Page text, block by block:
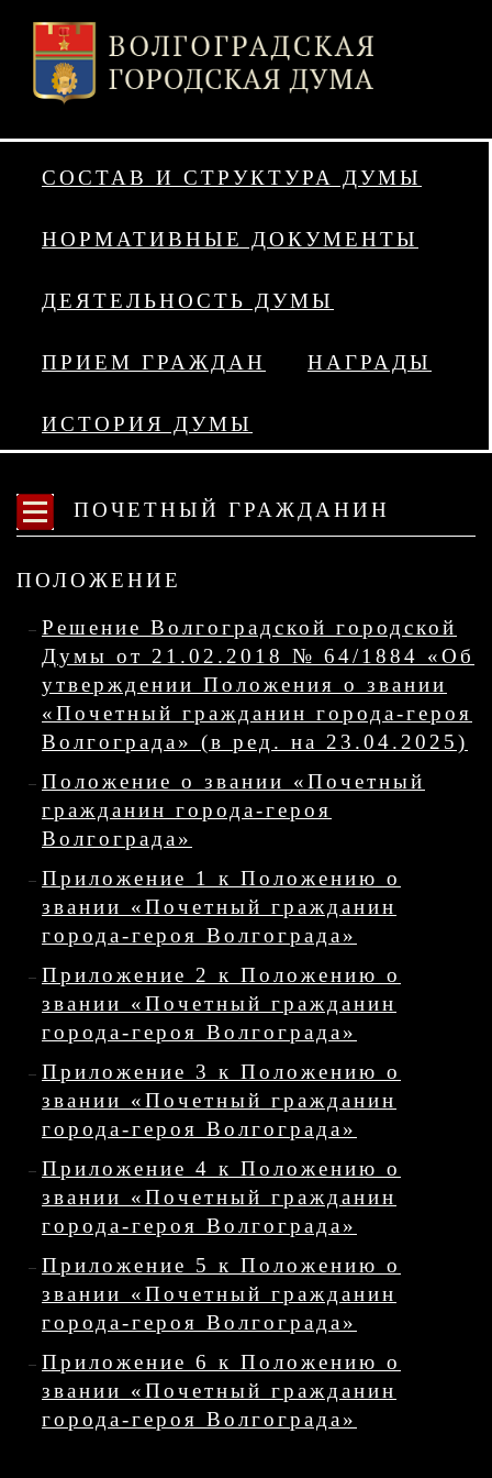
СОСТАВ И СТРУКТУРА ДУМЫ
НОРМАТИВНЫЕ ДОКУМЕНТЫ
ДЕЯТЕЛЬНОСТЬ ДУМЫ
ПРИЕМ ГРАЖДАН НАГРАДЫ
ИСТОРИЯ ДУМЫ
ПОЧЕТНЫЙ ГРАЖДАНИН
ПОЛОЖЕНИЕ
Решение Волгоградской городской
Думы от 21.02.2018 № 64/1884 «Об
утверждении Положения о звании
«Почетный гражданин города-героя
Волгограда» (в ред. на 23.04.2025)
Положение о звании «Почетный
гражданин города-героя
Волгограда»
Приложение 1 к Положению о
звании «Почетный гражданин
города-героя Волгограда»
Приложение 2 к Положению о
звании «Почетный гражданин
города-героя Волгограда»
Приложение 3 к Положению о
звании «Почетный гражданин
города-героя Волгограда»
Приложение 4 к Положению о
звании «Почетный гражданин
города-героя Волгограда»
Приложение 5 к Положению о
звании «Почетный гражданин
города-героя Волгограда»
Приложение 6 к Положению о
звании «Почетный гражданин
города-героя Волгограда»